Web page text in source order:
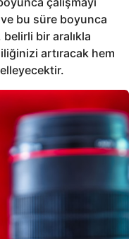
ve bu süre boyunca
bir aralıkla
artıracak hem